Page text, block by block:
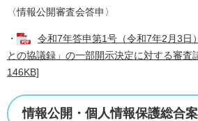
〈情報公開審査会答申〉
・
令和7年答申第1号（令和7年2月3日
との協議録」の一部開示決定に対する審査
146KB]
情報公開・個人情報保護総合